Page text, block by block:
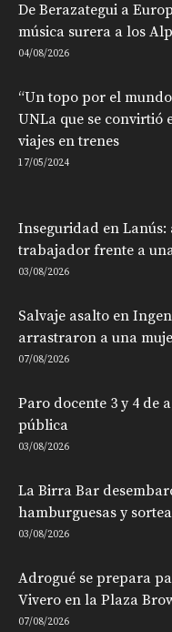
De Berazategui a
música surera a los
04/08/2026
“Un topo por el
UNLa que se convirtió
viajes en trenes
17/05/2024
Inseguridad en
trabajador frente a
03/08/2026
Salvaje asalto en
arrastraron a una
07/08/2026
Paro docente 3 y 4 de
pública
03/08/2026
La Birra Bar
hamburguesas y
03/08/2026
Adrogué se prepara
Vivero en la Plaza
07/08/2026